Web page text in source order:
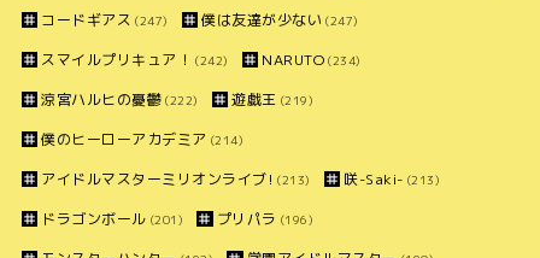
コードギアス (247) 僕は友達が少ない (247)
スマイルプリキュア！ (242) NARUTO (234)
涼宮ハルヒの憂鬱 (222) 遊戯王 (219)
僕のヒーローアカデミア (214)
アイドルマスターミリオンライブ! (213) 咲-Saki- (213)
ドラゴンボール (201) プリパラ (196)